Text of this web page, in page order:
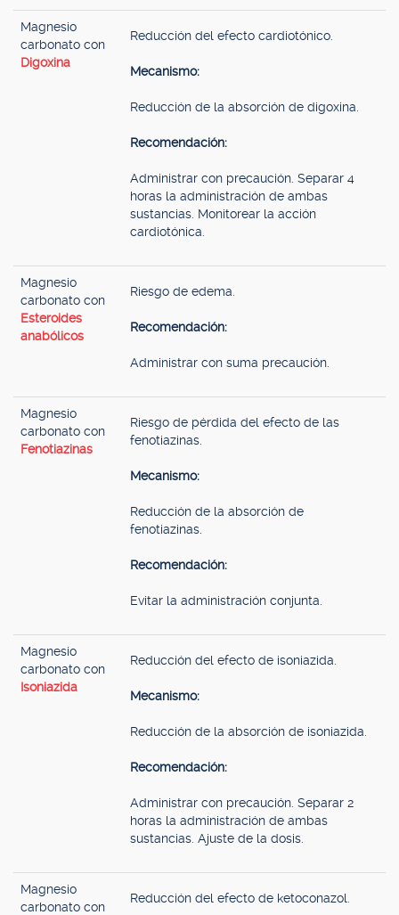
Magnesio
carbonato con
Digoxina
Reducción del efecto cardiotónico.
Mecanismo:
Reducción de la absorción de digoxina.
Recomendación:
Administrar con precaución. Separar 4
horas la administración de ambas
sustancias. Monitorear la acción
cardiotónica.
Magnesio
carbonato con
Esteroides
anabólicos
Riesgo de edema.
Recomendación:
Administrar con suma precaución.
Magnesio
carbonato con
Fenotiazinas
Riesgo de pérdida del efecto de las
fenotiazinas.
Mecanismo:
Reducción de la absorción de
fenotiazinas.
Recomendación:
Evitar la administración conjunta.
Magnesio
carbonato con
Isoniazida
Reducción del efecto de isoniazida.
Mecanismo:
Reducción de la absorción de isoniazida.
Recomendación:
Administrar con precaución. Separar 2
horas la administración de ambas
sustancias. Ajuste de la dosis.
Magnesio
carbonato con
Reducción del efecto de ketoconazol.